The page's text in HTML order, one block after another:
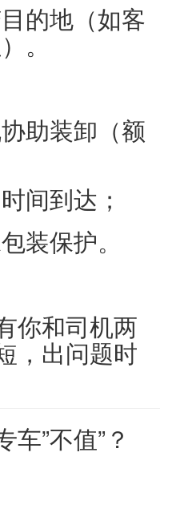
的地（如客
。
助装卸（额
间到达；
装保护。
你和司机两
，出问题时
”不值”？